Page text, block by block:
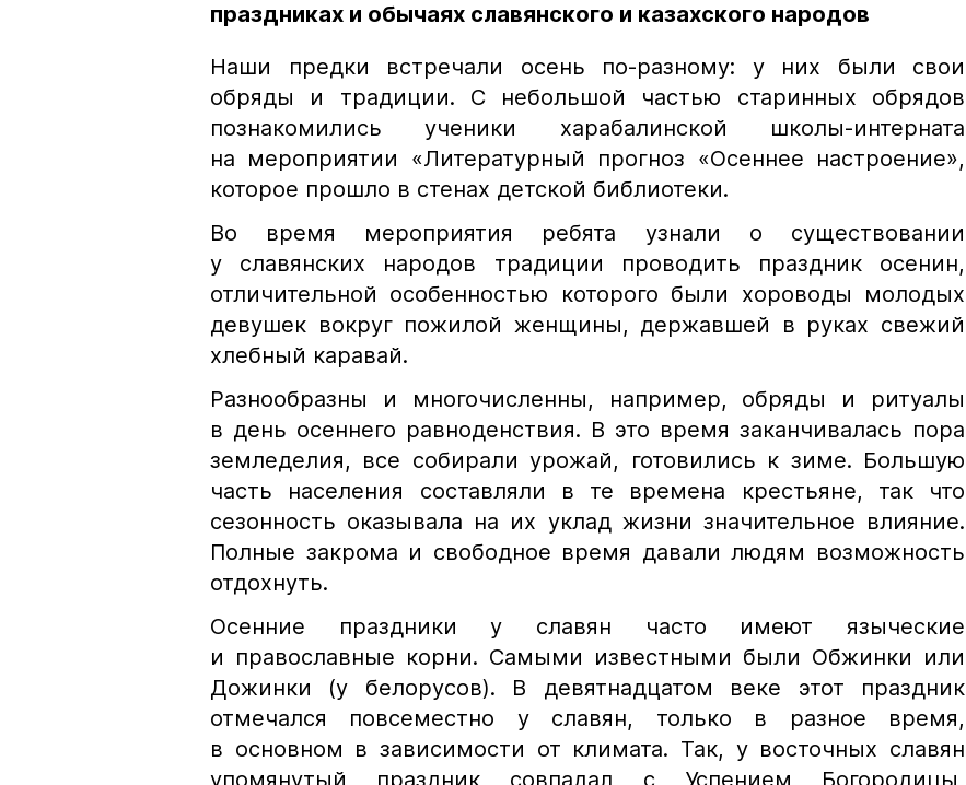
праздниках и обычаях славянского и казахского народов
Наши предки встречали осень по-разному: у них были свои
обряды и традиции. С небольшой частью старинных обрядов
познакомились ученики харабалинской школы-интерната
на мероприятии «Литературный прогноз «Осеннее настроение»,
которое прошло в стенах детской библиотеки.
Во время мероприятия ребята узнали о существовании
у славянских народов традиции проводить праздник осенин,
отличительной особенностью которого были хороводы молодых
девушек вокруг пожилой женщины, державшей в руках свежий
хлебный каравай.
Разнообразны и многочисленны, например, обряды и ритуалы
в день осеннего равноденствия. В это время заканчивалась пора
земледелия, все собирали урожай, готовились к зиме. Большую
часть населения составляли в те времена крестьяне, так что
сезонность оказывала на их уклад жизни значительное влияние.
Полные закрома и свободное время давали людям возможность
отдохнуть.
Осенние праздники у славян часто имеют языческие
и православные корни. Самыми известными были Обжинки или
Дожинки (у белорусов). В девятнадцатом веке этот праздник
отмечался повсеместно у славян, только в разное время,
в основном в зависимости от климата. Так, у восточных славян
упомянутый праздник совпадал с Успением Богородицы,